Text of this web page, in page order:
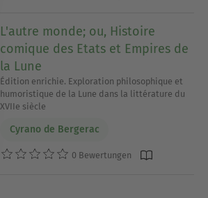
L'autre monde; ou, Histoire
comique des Etats et Empires de
la Lune
Édition enrichie. Exploration philosophique et
humoristique de la Lune dans la littérature du
XVIIe siècle
Cyrano de Bergerac
0 Bewertungen